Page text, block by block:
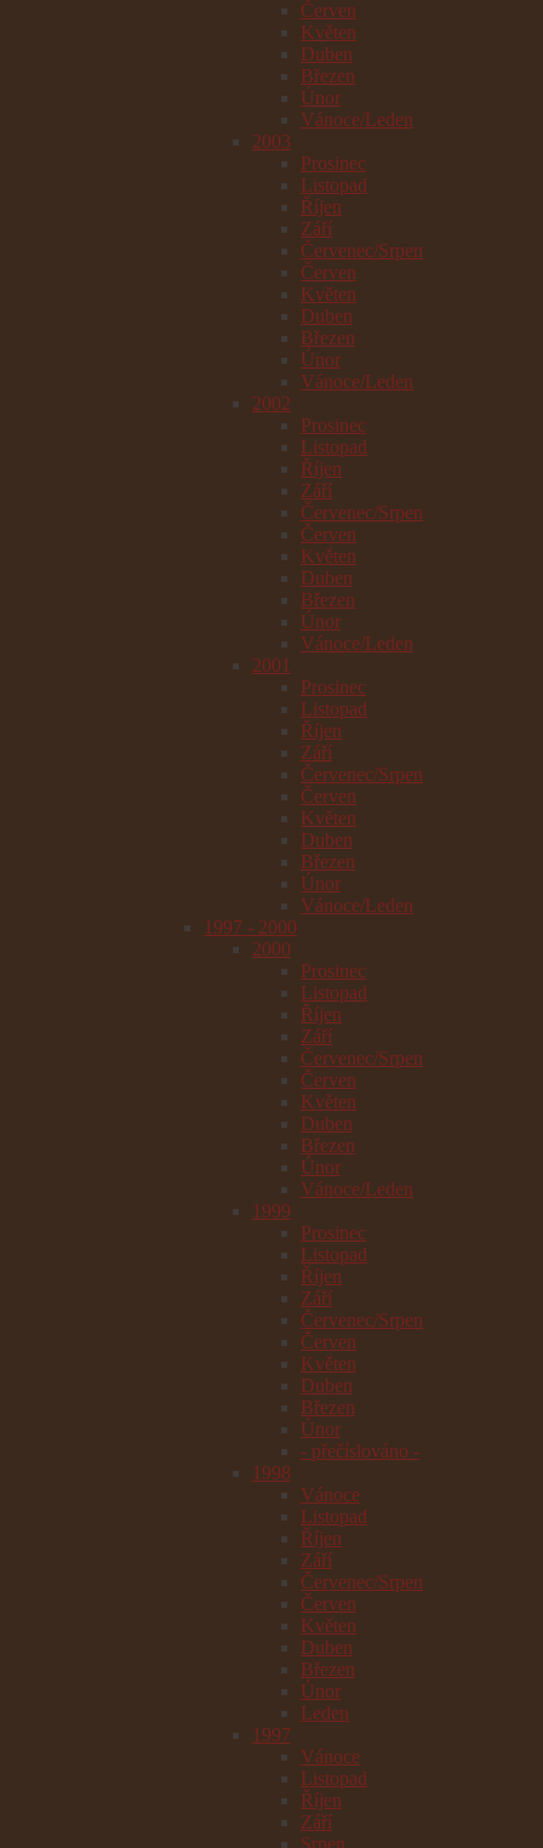
Červen
Květen
Duben
Březen
Únor
Vánoce/Leden
2003
Prosinec
Listopad
Říjen
Září
Červenec/Srpen
Červen
Květen
Duben
Březen
Únor
Vánoce/Leden
2002
Prosinec
Listopad
Říjen
Září
Červenec/Srpen
Červen
Květen
Duben
Březen
Únor
Vánoce/Leden
2001
Prosinec
Listopad
Říjen
Září
Červenec/Srpen
Červen
Květen
Duben
Březen
Únor
Vánoce/Leden
1997 - 2000
2000
Prosinec
Listopad
Říjen
Září
Červenec/Srpen
Červen
Květen
Duben
Březen
Únor
Vánoce/Leden
1999
Prosinec
Listopad
Říjen
Září
Červenec/Srpen
Červen
Květen
Duben
Březen
Únor
- přečíslováno -
1998
Vánoce
Listopad
Říjen
Září
Červenec/Srpen
Červen
Květen
Duben
Březen
Únor
Leden
1997
Vánoce
Listopad
Říjen
Září
Srpen